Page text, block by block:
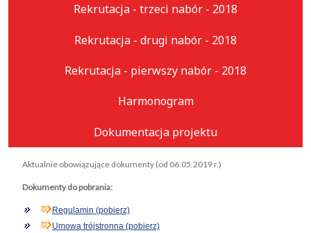
Rekrutacja - trzeci nabór - 2018
Rekrutacja - drugi nabór - 2018
Rekrutacja - pierwszy nabór - 2018
Harmonogram
Dokumentacja projektu
Aktualnie obowiązujące dokumenty (od 06.05.2019 r.)
Dokumenty do pobrania:
Regulamin (pobierz)
Umowa trójstronna (pobierz)